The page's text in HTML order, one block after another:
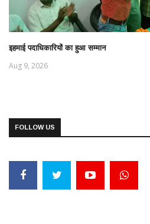
इहमाई पदाधिकारियों का हुआ सम्मान
Aug 9, 2026
FOLLOW US